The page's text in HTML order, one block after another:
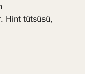
Hint tütsüsü,